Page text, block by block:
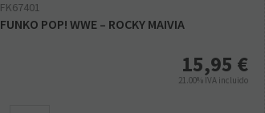
FK67401
FUNKO POP! WWE – ROCKY MAIVIA
15,95 €
21.00% IVA incluido